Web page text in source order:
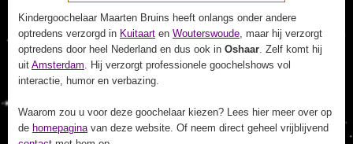
Kindergoochelaar Maarten Bruins heeft onlangs onder andere
optredens verzorgd in Kuitaart en Wouterswoude, maar hij verzorgt
optredens door heel Nederland en dus ook in Oshaar. Zelf komt hij
uit Amsterdam. Hij verzorgt professionele goochelshows vol
interactie, humor en verbazing.
Waarom zou u voor deze goochelaar kiezen? Lees hier meer over op
de homepaginavan deze website. Of neem direct geheel vrijblijvend